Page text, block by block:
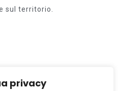
privacy
sul territorio.